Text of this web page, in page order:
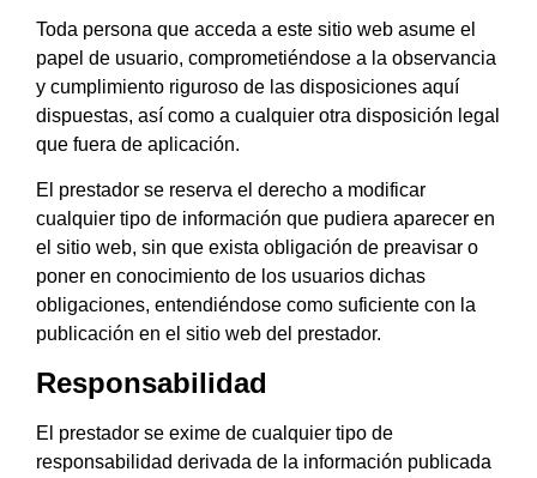
Toda persona que acceda a este sitio web asume el
papel de usuario, comprometiéndose a la observancia
y cumplimiento riguroso de las disposiciones aquí
dispuestas, así como a cualquier otra disposición legal
que fuera de aplicación.
El prestador se reserva el derecho a modificar
cualquier tipo de información que pudiera aparecer en
el sitio web, sin que exista obligación de preavisar o
poner en conocimiento de los usuarios dichas
obligaciones, entendiéndose como suficiente con la
publicación en el sitio web del prestador.
Responsabilidad
El prestador se exime de cualquier tipo de
responsabilidad derivada de la información publicada